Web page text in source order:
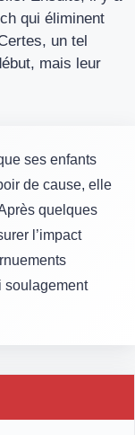
qui éliminent
un tel
mais leur
ses enfants
de cause, elle
quelques
l’impact
soulagement